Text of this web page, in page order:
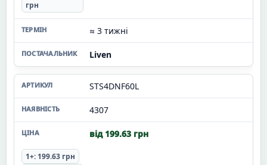
грн
≈ 3 тижні
Liven
STS4DNF60L
4307
від 199.63 грн
1+: 199.63 грн